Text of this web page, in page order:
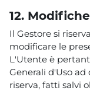
12.
Il Gestore si
modificare le
L'Utente è
Generali d'Uso ad
riserva, fatti salvi